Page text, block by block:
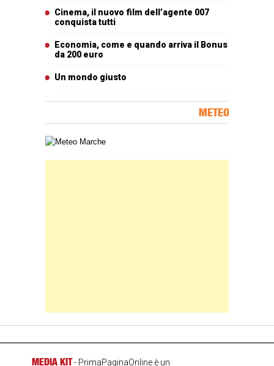
Cinema, il nuovo film dell’agente 007
conquista tutti
Economia, come e quando arriva il Bonus
da 200 euro
Un mondo giusto
METEO
Carta meteorologica delle Marche
MEDIA KIT- PrimaPaginaOnline è un